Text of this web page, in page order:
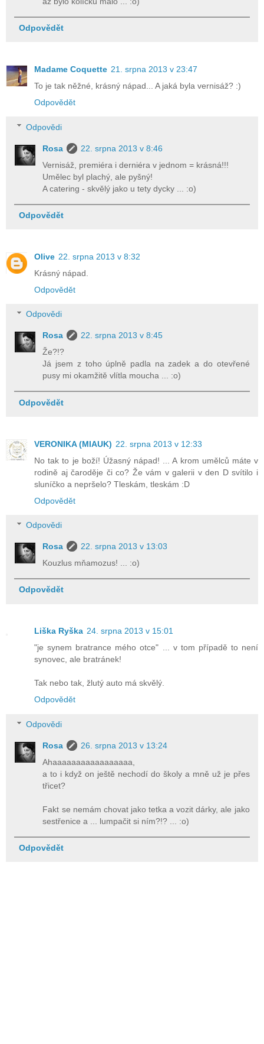
Odpovědět
Madame Coquette 21. srpna 2013 v 23:47
To je tak něžné, krásný nápad... A jaká byla vernisáž? :)
Odpovědět
Odpovědi
Rosa
22. srpna 2013 v 8:46
Vernisáž, premiéra i derniéra v jednom = krásná!!!
Umělec byl plachý, ale pyšný!
A catering - skvělý jako u tety dycky ... :o)
Odpovědět
Olive 22. srpna 2013 v 8:32
Krásný nápad.
Odpovědět
Odpovědi
Rosa
22. srpna 2013 v 8:45
Že?!?
Já jsem z toho úplně padla na zadek a do otevřené
pusy mi okamžitě vlítla moucha ... :o)
Odpovědět
VERONIKA (MIAUK) 22. srpna 2013 v 12:33
No tak to je boží! Úžasný nápad! ... A krom umělců máte v
rodině aj čaroděje či co? Že vám v galerii v den D svítilo i
sluníčko a nepršelo? Tleskám, tleskám :D
Odpovědět
Odpovědi
Rosa
22. srpna 2013 v 13:03
Kouzlus mňamozus! ... :o)
Odpovědět
Liška Ryška 24. srpna 2013 v 15:01
"je synem bratrance mého otce" ... v tom případě to není
synovec, ale bratránek!
Tak nebo tak, žlutý auto má skvělý.
Odpovědět
Odpovědi
Rosa
26. srpna 2013 v 13:24
Ahaaaaaaaaaaaaaaaaa,
a to i když on ještě nechodí do školy a mně už je přes
třicet?
Fakt se nemám chovat jako tetka a vozit dárky, ale jako
sestřenice a ... lumpačit si ním?!? ... :o)
Odpovědět